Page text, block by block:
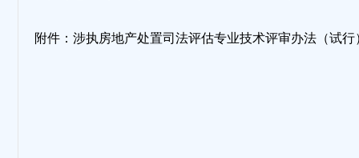
附件：涉执房地产处置司法评估专业技术评审办法（试行